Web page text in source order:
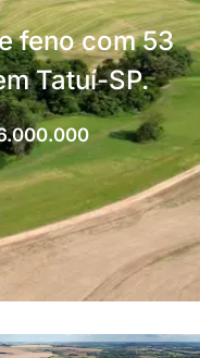
feno com 53
Tatuí-SP.